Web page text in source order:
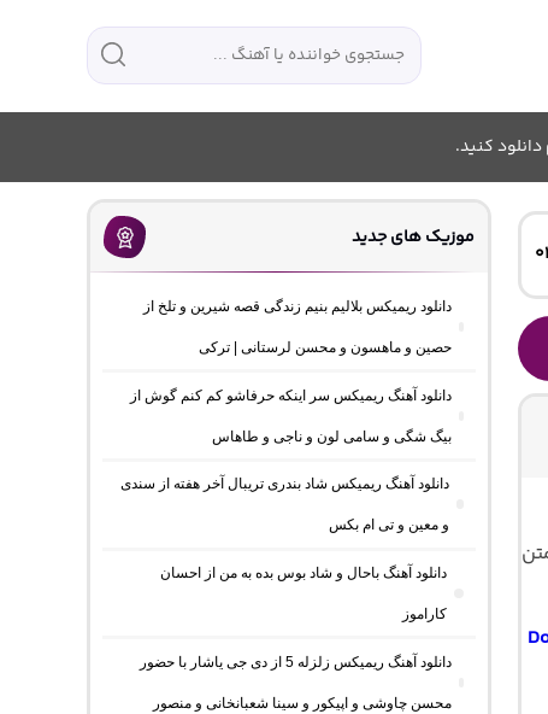
کنید.
موزیک های جدید
دانلود ریمیکس بلالیم بنیم زندگی قصه شیرین و تلخ از
حصین و ماهسون و محسن لرستانی | ترکی
دانلود آهنگ ریمیکس سر اینکه حرفاشو کم کنم گوش از
بیگ شگی و سامی لون و ناجی و طاهاس
دانلود آهنگ ریمیکس شاد بندری تریبال آخر هفته از سندی
و معین و تی ام بکس
دانلود آهنگ باحال و شاد بوس بده به من از احسان
کاراموز
دانلود آهنگ ریمیکس زلزله 5 از دی جی یاشار با حضور
محسن چاوشی و اپیکور و سینا شعبانخانی و منصور